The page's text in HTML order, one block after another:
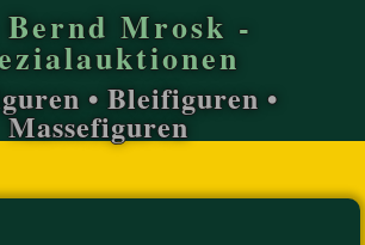
Mrosk -
• Bleifiguren •
Massefiguren